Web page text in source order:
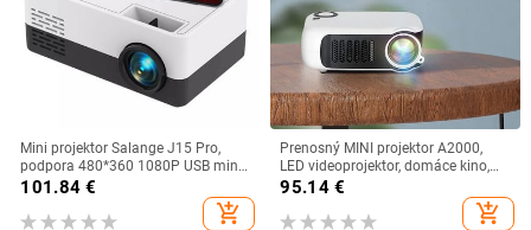
Mini projektor Salange J15 Pro,
podpora 480*360 1080P USB mini
projektor pre telefón, smartfón,
domáce kino, darček pre deti, PK
YG300
101.84 €
add_shopping_cart
Prenosný MINI projektor A2000,
LED videoprojektor, domáce kino,
1080P, herný laserový projektor, 4K
film, inteligentný TV BOX cez HD
port
95.14€
add_shopping_cart